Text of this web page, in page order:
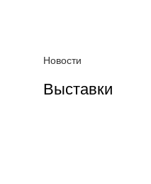
Новости
Выставки